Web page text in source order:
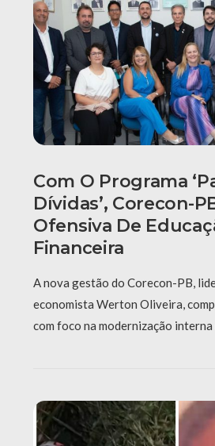
Com O Programa
Dívidas’, Corecon-
Ofensiva De
Financeira
A nova gestão do Corecon-PB,
economista Werton Oliveira,
com foco na modernização interna